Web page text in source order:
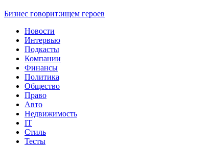
Бизнес говорит:ищем героев
Новости
Интервью
Подкасты
Компании
Финансы
Политика
Общество
Право
Авто
Недвижимость
IT
Стиль
Тесты